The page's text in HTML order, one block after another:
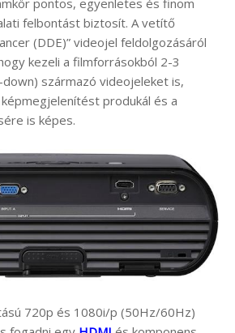
felbontást biztosít. A vetítő
(DDE)” videojel feldolgozásáról
kezeli a filmforrásokból 2-3
származó videojeleket is,
produkál és a
is képes.
720p és 1080i/p (50Hz/60Hz)